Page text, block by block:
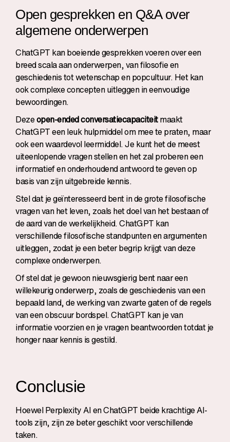
Open gesprekken en Q&A over
algemene onderwerpen
ChatGPT kan boeiende gesprekken voeren over een
breed scala aan onderwerpen, van filosofie en
geschiedenis tot wetenschap en popcultuur. Het kan
ook complexe concepten uitleggen in eenvoudige
bewoordingen.
Dezeopen-ended conversatiecapaciteitmaakt
ChatGPT een leuk hulpmiddel om mee te praten, maar
ook een waardevol leermiddel. Je kunt het de meest
uiteenlopende vragen stellen en het zal proberen een
informatief en onderhoudend antwoord te geven op
basis van zijn uitgebreide kennis.
Stel dat je geïnteresseerd bent in de grote filosofische
vragen van het leven, zoals het doel van het bestaan of
de aard van de werkelijkheid. ChatGPT kan
verschillende filosofische standpunten en argumenten
uitleggen, zodat je een beter begrip krijgt van deze
complexe onderwerpen.
Of stel dat je gewoon nieuwsgierig bent naar een
willekeurig onderwerp, zoals de geschiedenis van een
bepaald land, de werking van zwarte gaten of de regels
van een obscuur bordspel. ChatGPT kan je van
informatie voorzien en je vragen beantwoorden totdat je
honger naar kennis is gestild.
Conclusie
Hoewel Perplexity AI en ChatGPT beide krachtige AI-
tools zijn, zijn ze beter geschikt voor verschillende
taken.